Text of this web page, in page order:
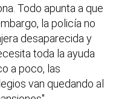
Todo apunta a que
la policía no
desaparecida y
toda la ayuda
a poco, las
van quedando al